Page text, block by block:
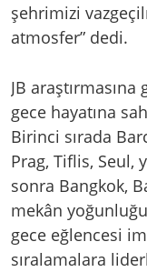
şehrimizi
atmosfer” dedi.
JB
gece hayatına
Birinci sırada
Prag, Tiflis, Seul,
sonra Bangkok,
mekân
gece eğlencesi
sıralamalara